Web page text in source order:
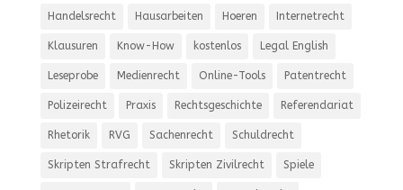
Handelsrecht Hausarbeiten Hoeren Internetrecht
Klausuren Know-How kostenlos Legal English
Leseprobe Medienrecht Online-Tools Patentrecht
Polizeirecht Praxis Rechtsgeschichte Referendariat
Rhetorik RVG Sachenrecht Schuldrecht
Skripten Strafrecht Skripten Zivilrecht Spiele